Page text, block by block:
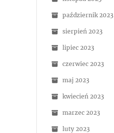
październik 2023
sierpień 2023
lipiec 2023
czerwiec 2023
maj 2023
kwiecień 2023
marzec 2023
luty 2023